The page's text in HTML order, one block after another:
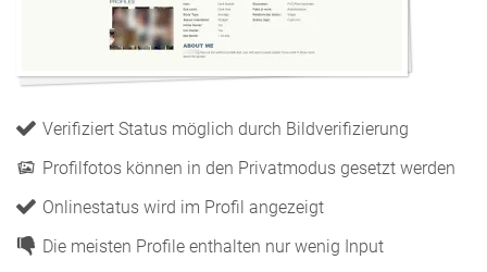
Verifiziert Status möglich durch Bildverifizierung
Profilfotos können in den Privatmodus gesetzt werden
Onlinestatus wird im Profil angezeigt
Die meisten Profile enthalten nur wenig Input